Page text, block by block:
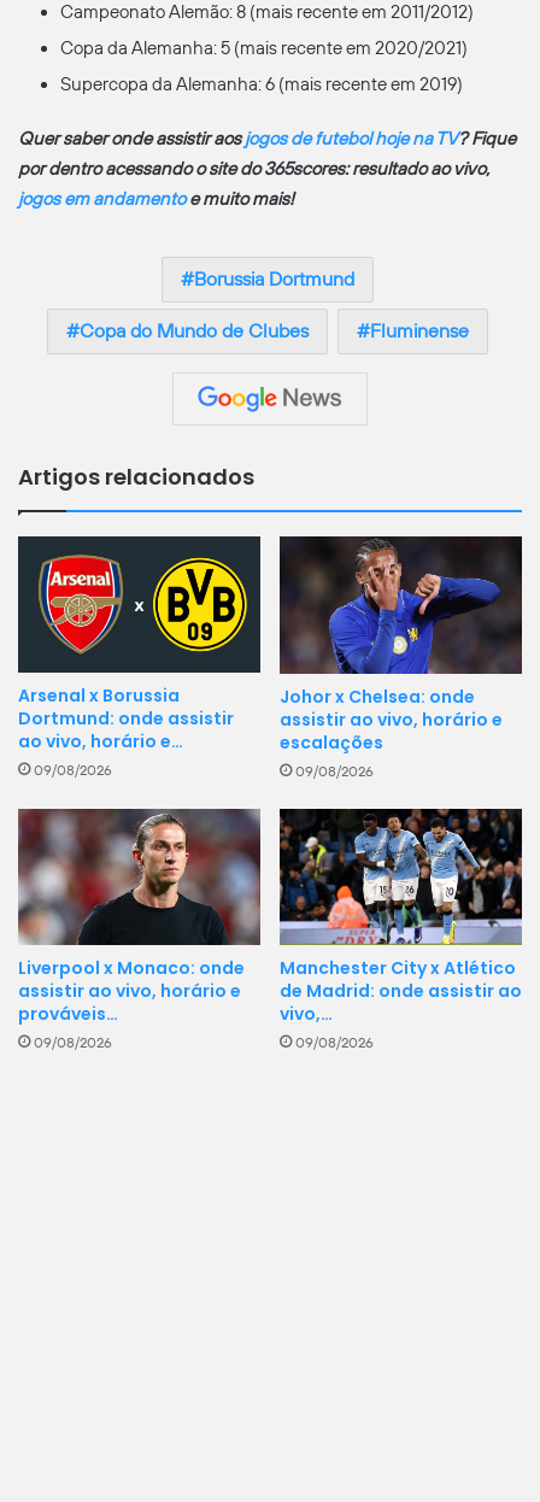
Campeonato Alemão: 8 (mais recente em 2011/2012)
Copa da Alemanha: 5 (mais recente em 2020/2021)
Supercopa da Alemanha: 6 (mais recente em 2019)
Quer saber onde assistir aosjogos de futebol hoje na TV? Fique
por dentro acessando o site do 365scores: resultado ao vivo,
jogos em andamentoe muito mais!
Borussia Dortmund
Copa do Mundo de Clubes Fluminense
Artigos relacionados
Arsenal x Borussia
Dortmund: onde assistir
ao vivo, horário e…
09/08/2026
Johor x Chelsea: onde
assistir ao vivo, horário e
escalações
09/08/2026
Liverpool x Monaco: onde
assistir ao vivo, horário e
prováveis…
09/08/2026
Manchester City x Atlético
de Madrid: onde assistir ao
vivo,…
09/08/2026